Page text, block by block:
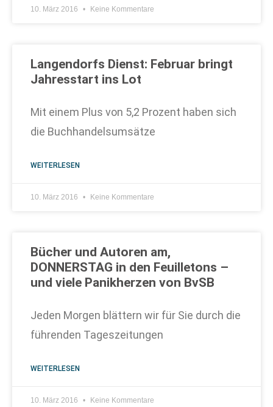
10. März 2016 Keine Kommentare
Langendorfs Dienst: Februar bringt
Jahresstart ins Lot
Mit einem Plus von 5,2 Prozent haben sich
die Buchhandelsumsätze
WEITERLESEN
10. März 2016 Keine Kommentare
Bücher und Autoren am,
DONNERSTAG in den Feuilletons –
und viele Panikherzen von BvSB
Jeden Morgen blättern wir für Sie durch die
führenden Tageszeitungen
WEITERLESEN
10. März 2016 Keine Kommentare